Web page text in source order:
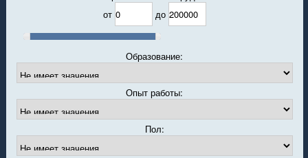
от
до
Образование:
Опыт работы:
Пол: